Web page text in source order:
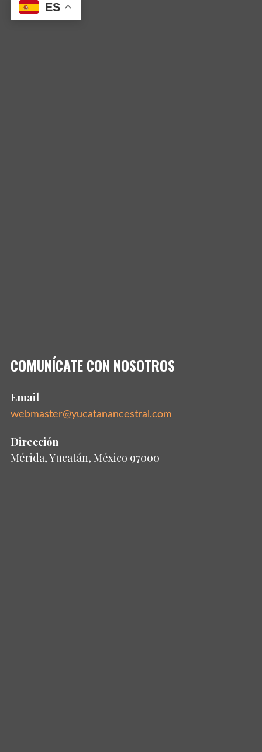
ES
COMUNÍCATE CON NOSOTROS
Email
webmaster@yucatanancestral.com
Dirección
Mérida, Yucatán, México 97000